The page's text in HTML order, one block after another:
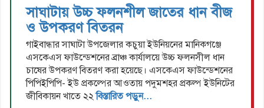
সাঘাটায় উচ্চ ফলনশীল জাতের ধান বীজ
ও উপকরণ বিতরন
গাইবান্ধার সাঘাটা উপজেলার কচুয়া ইউনিয়নের মানিকগঞ্জে
এসকেএস ফাউন্ডেশনের ব্রাঞ্চ কার্যালয়ে উচ্চ ফলনসীল ধান
চাষের উপকরণ বিতরণ করা হয়েছে। এসকেএস ফাউন্ডেশনের
পিপিইপিপি- ইউ প্রকল্পের আওতায় পদুমশহর প্রকল্প ইউনিটের
জীবিকায়ন খাতে ২২বিস্তারিত পড়ুন...